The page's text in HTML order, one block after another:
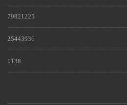
79821225
25443936
1138